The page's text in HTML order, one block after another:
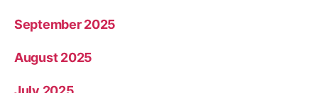
September 2025
August 2025